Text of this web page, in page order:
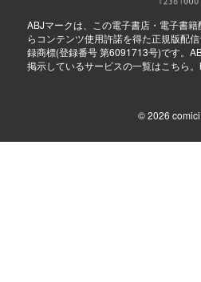
ABJマークは、この電子書店・電子書
らコンテンツ使用許諾を得た正規版配
録商標(登録番号 第6091713号)です。
掲示しているサービスの一覧はこちら。
© 2026